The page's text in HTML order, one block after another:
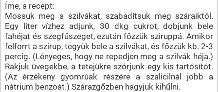
Íme, a recept:
Mossuk meg a szilvákat, szabadítsuk meg száraiktól.
Egy liter vízhez adjunk, 30 dkg cukrot, dobjunk bele
fahéjat és szegfűszeget, ezután főzzük sziruppá. Amikor
felforrt a szirup, tegyük bele a szilvákat, és főzzük kb. 2-3
percig. (Lényeges, hogy ne repedjen meg a szilvák héja.)
Rakjuk üvegekbe, a tetejükre szórjunk egy kis tartósítót.
(Az érzékeny gyomrúak részére a szalicilnál jobb a
nátrium benzoát.) Szárazgőzben hagyjuk kihűlni.